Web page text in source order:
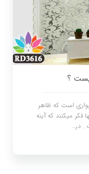
؟
است که ظاهر
فکر میکنند که آینه
. در…